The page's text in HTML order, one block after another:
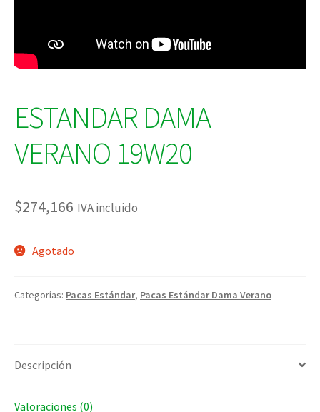
ESTANDAR DAMA
VERANO 19W20
$274,166 IVA incluido
Agotado
Categorías: Pacas Estándar, Pacas Estándar Dama Verano
Descripción
Valoraciones (0)